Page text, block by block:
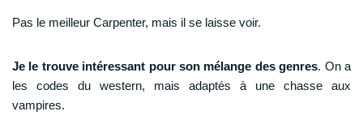
Pas le meilleur Carpenter, mais il se laisse voir.
Je le trouve intéressant pour son mélange des genres. On a
les codes du western, mais adaptés à une chasse aux
vampires.